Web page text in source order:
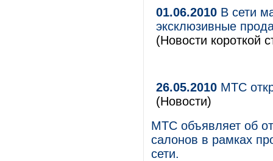
01.06.2010 В сети
эксклюзивные
(Новости короткой
26.05.2010 МТС
(Новости)
МТС объявляет об
салонов в рамках
сети.